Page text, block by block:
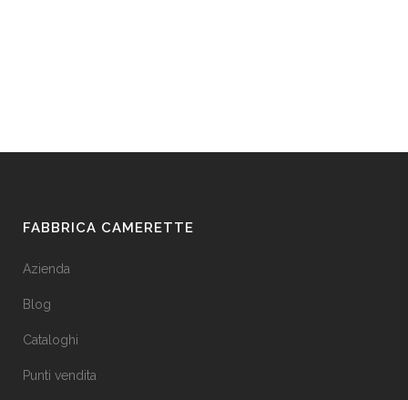
FABBRICA CAMERETTE
Azienda
Blog
Cataloghi
Punti vendita